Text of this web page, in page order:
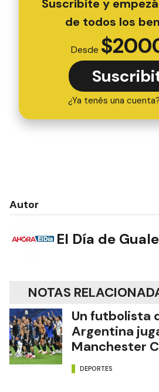
Suscribite y
de todos los
Desde $
¿Ya tenés una cuenta?
Autor
El Día de
NOTAS
Un futbolista
Argentina
Manchester
DEPORTES